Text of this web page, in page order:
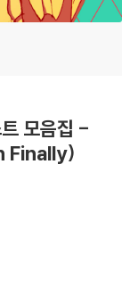
모음집 -
Finally)